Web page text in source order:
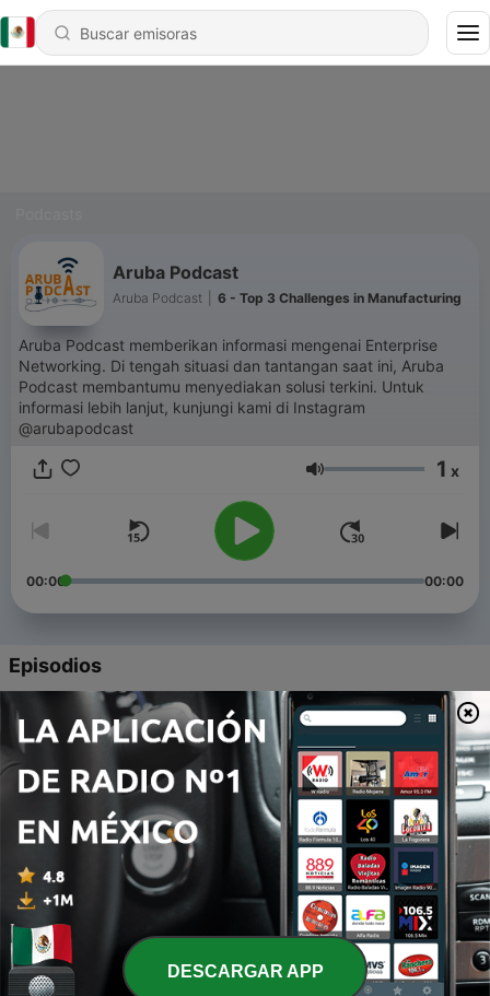
Aruba Podcast
Aruba Podcast 6 - Top 3 Challenges in Manufacturing
Aruba Podcast memberikan informasi mengenai Enterprise
Networking. Di tengah situasi dan tantangan saat ini, Aruba
Podcast membantumu menyediakan solusi terkini. Untuk
informasi lebih lanjut, kunjungi kami di Instagram
@arubapodcast
Volumen 1 x
00:00 00:00
Episodios
6 Top 3 Challenges in Manufacturing
05 mayo 2021
5 - How to Succeed in New Normal with Hybrid
Workplace? (Part 2)
22 abr. 2021
4 - How to Succeed in New Normal with Hybrid
Workplace? (Part 1)
15 abr. 2021
- Sudah Siapkah Anda Pembelajaran Tatap Muka?
04 mar. 2021
DESCARGAR APP